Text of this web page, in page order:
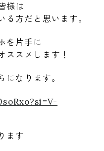
様は
方だと思います。
を片手に
ススメします！
なります。
ます